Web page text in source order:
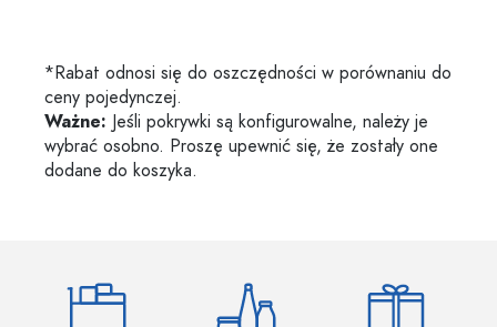
*Rabat odnosi się do oszczędności w porównaniu do
ceny pojedynczej.
Ważne: Jeśli pokrywki są konfigurowalne, należy je
wybrać osobno. Proszę upewnić się, że zostały one
dodane do koszyka.